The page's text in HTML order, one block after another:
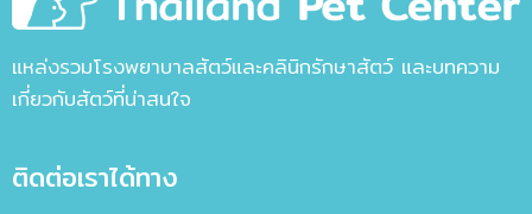
แหล่งรวมโรงพยาบาลสัตว์และคลินิกรักษาสัตว์ และบทความ
เกี่ยวกับสัตว์ที่น่าสนใจ
ติดต่อเราได้ทาง